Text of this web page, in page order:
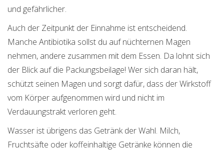
und gefährlicher.
Auch der Zeitpunkt der Einnahme ist entscheidend.
Manche Antibiotika sollst du auf nüchternen Magen
nehmen, andere zusammen mit dem Essen. Da lohnt sich
der Blick auf die Packungsbeilage! Wer sich daran hält,
schützt seinen Magen und sorgt dafür, dass der Wirkstoff
vom Körper aufgenommen wird und nicht im
Verdauungstrakt verloren geht.
Wasser ist übrigens das Getränk der Wahl. Milch,
Fruchtsäfte oder koffeinhaltige Getränke können die